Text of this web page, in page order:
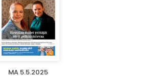
MA 5.5.2025